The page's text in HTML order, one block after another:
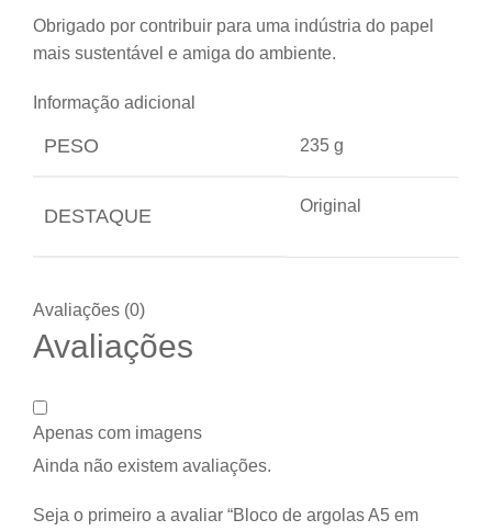
Obrigado por contribuir para uma indústria do papel
mais sustentável e amiga do ambiente.
Informação adicional
PESO 235 g
DESTAQUE Original
Avaliações (0)
Avaliações
Apenas com imagens
Ainda não existem avaliações.
Seja o primeiro a avaliar “Bloco de argolas A5 em